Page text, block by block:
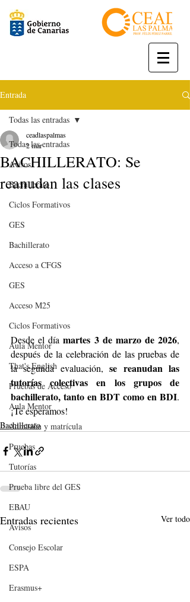
Entrada
Todas las entradas
Avisos
Bachillerato
Ciclos Formativos
GES
Bachillerato
Acceso a CFGS
GES
Acceso M25
Ciclos Formativos
Aula Mentor
That's English
Pruebas de Acceso
Aula Mentor
Admisión y matrícula
Pruebas
Tutorías
Prueba libre del GES
EBAU
Avisos
Consejo Escolar
ESPA
Erasmus+
Todas las entradas
BACHILLERATO: Se
reanudan las clases
ceadlaspalmas
2 mar
Desde el día martes 3 de marzo de 2026,
después de la celebración de las pruebas de
la segunda evaluación, se reanudan las
tutorías colectivas en los grupos de
bachillerato, tanto en BDT como en BDI.
¡Te esperamos!
Bachillerato
Entradas recientes Ver todo